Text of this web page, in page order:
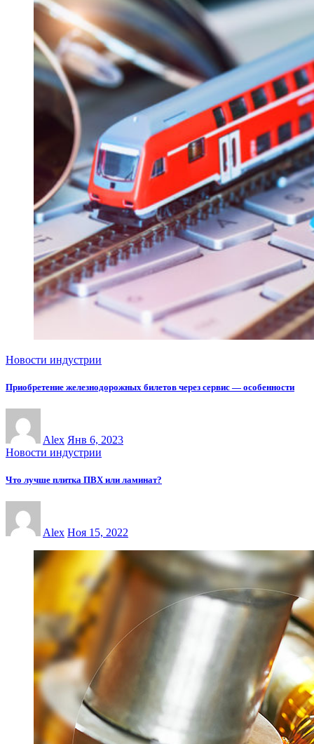
Новости индустрии
Приобретение железнодорожных билетов через сервис — особенности
Alex Янв 6, 2023
Новости индустрии
Что лучше плитка ПВХ или ламинат?
Alex Ноя 15, 2022